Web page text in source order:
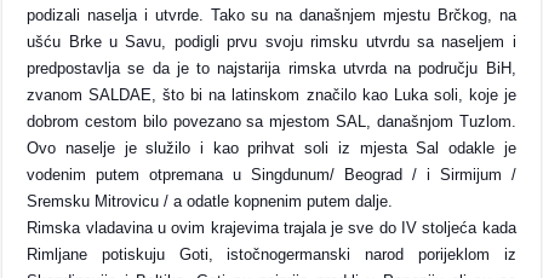
podizali naselja i utvrde. Tako su na današnjem mjestu Brčkog, na
ušću Brke u Savu, podigli prvu svoju rimsku utvrdu sa naseljem i
predpostavlja se da je to najstarija rimska utvrda na području BiH,
zvanom SALDAE, što bi na latinskom značilo kao Luka soli, koje je
dobrom cestom bilo povezano sa mjestom SAL, današnjom Tuzlom.
Ovo naselje je služilo i kao prihvat soli iz mjesta Sal odakle je
vodenim putem otpremana u Singdunum/ Beograd / i Sirmijum /
Sremsku Mitrovicu / a odatle kopnenim putem dalje.
Rimska vladavina u ovim krajevima trajala je sve do IV stoljeća kada
Rimljane potiskuju Goti, istočnogermanski narod porijeklom iz